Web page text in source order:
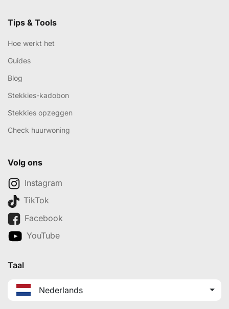
Tips & Tools
Hoe werkt het
Guides
Blog
Stekkies-kadobon
Stekkies opzeggen
Check huurwoning
Volg ons
Instagram
TikTok
Facebook
YouTube
Taal
Nederlands